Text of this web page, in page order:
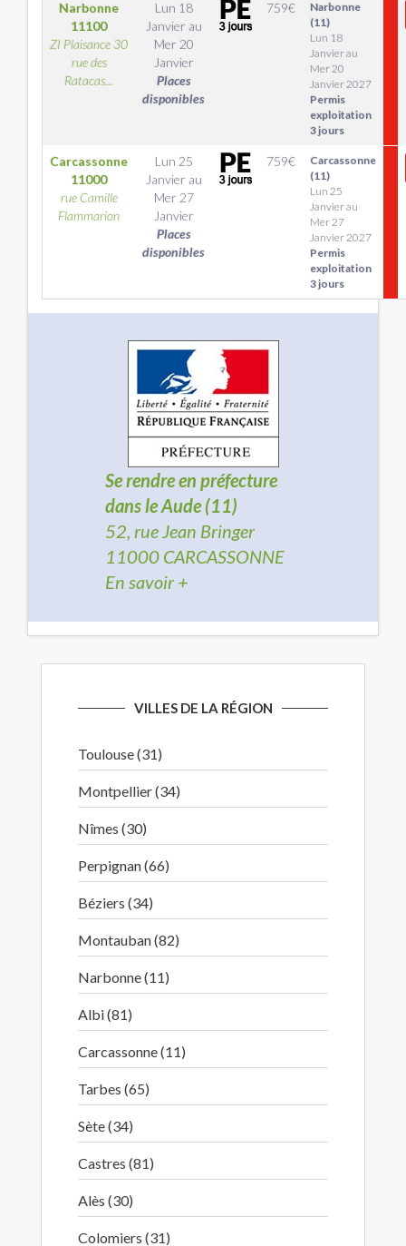
Narbonne
11100
ZI Plaisance 30
rue des
Ratacas...
Lun 18
Janvier au
Mer 20
Janvier
Places
disponibles
759€
Narbonne
(11)
Lun 18
Janvier au
Mer 20
Janvier 2027
Permis
exploitation
3 jours
Carcassonne
11000
rue Camille
Flammarion
Lun 25
Janvier au
Mer 27
Janvier
Places
disponibles
759€
Carcassonne
(11)
Lun 25
Janvier au
Mer 27
Janvier 2027
Permis
exploitation
3 jours
Se rendre en préfecture
dans le Aude (11)
52, rue Jean Bringer
11000 CARCASSONNE
En savoir +
VILLES DE LA RÉGION
Toulouse (31)
Montpellier (34)
Nîmes (30)
Perpignan (66)
Béziers (34)
Montauban (82)
Narbonne (11)
Albi (81)
Carcassonne (11)
Tarbes (65)
Sète (34)
Castres (81)
Alès (30)
Colomiers (31)